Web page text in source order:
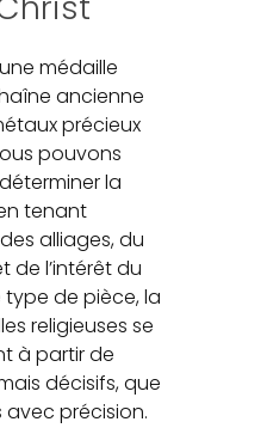
médaille
ancienne
précieux
pouvons
la
tenant
alliages, du
de l’intérêt du
type de pièce, la
religieuses se
à partir de
décisifs, que
précision.